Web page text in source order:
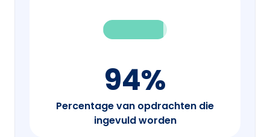
94%
Percentage van opdrachten die
ingevuld worden